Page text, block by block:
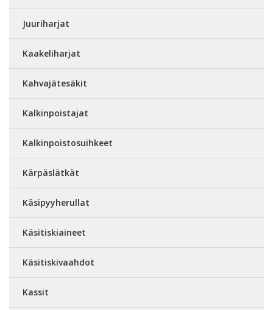
Juuriharjat
Kaakeliharjat
Kahvajätesäkit
Kalkinpoistajat
Kalkinpoistosuihkeet
Kärpäslätkät
Käsipyyherullat
Käsitiskiaineet
Käsitiskivaahdot
Kassit